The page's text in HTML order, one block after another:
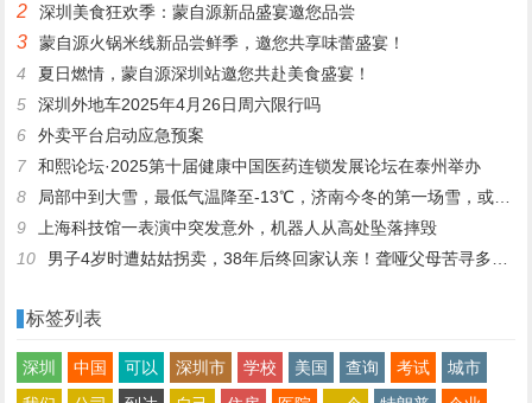
2 深圳美食狂欢季：蒙自源新品盛宴邀您品尝
3
蒙自源火锅米线新品尝鲜季，邀您共享味蕾盛宴！
4
夏日燃情，蒙自源深圳站邀您共赴美食盛宴！
5
深圳外地车2025年4月26日周六限行吗
6
外卖平台启动应急预案
7
和熙论坛·2025第十届健康中国医药连锁发展论坛在泰州举办
8
局部中到大雪，最低气温降至-13℃，济南今冬的第一场雪，或跟去年同一时间！
9
上海科技馆一表演中突发意外，机器人从高处坠落摔毁
10
男子4岁时遭姑姑拐卖，38年后终回家认亲！聋哑父母苦寻多年，母亲已抱憾离世丨红星寻人
标签列表
深圳 中国 可以 深圳市 学校 美国 查询 考试
城市